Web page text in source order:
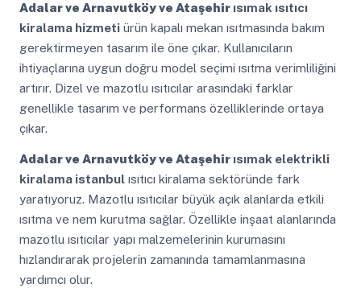
Adalar ve Arnavutköy ve Ataşehirısımak ısıtıcı
kiralama hizmetiürün kapalı mekan ısıtmasında bakım
gerektirmeyen tasarım ile öne çıkar. Kullanıcıların
ihtiyaçlarına uygun doğru model seçimi ısıtma verimliliğini
artırır. Dizel ve mazotlu ısıtıcılar arasındaki farklar
genellikle tasarım ve performans özelliklerinde ortaya
çıkar.
Adalar ve Arnavutköy ve Ataşehirısımak elektrikli
kiralama istanbulısıtıcı kiralama sektöründe fark
yaratıyoruz. Mazotlu ısıtıcılar büyük açık alanlarda etkili
ısıtma ve nem kurutma sağlar. Özellikle inşaat alanlarında
mazotlu ısıtıcılar yapı malzemelerinin kurumasını
hızlandırarak projelerin zamanında tamamlanmasına
yardımcı olur.